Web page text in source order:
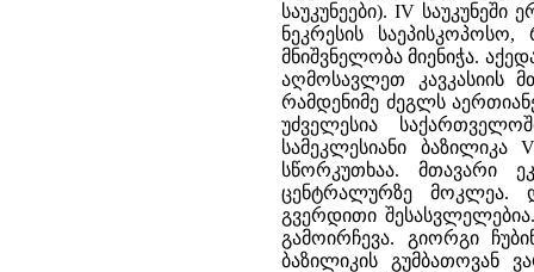
საუკუნეები). IV
ნეკრესის
მნიშვნელობა მიენიჭა.
აღმოსავლეთ კავკასიის
რამდენიმე ძეგლს
უძველესია
სამეკლესიანი ბაზილიკა
სწორკუთხაა. მთავარი
ცენტრალურზე
გვერდითი
გამოირჩევა. გიორგი
ბაზილიკის გუმბათოვან